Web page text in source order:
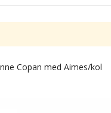
Copan med Aimes/kol